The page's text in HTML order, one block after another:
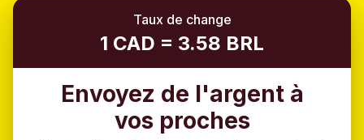
Taux de change
1 CAD = 3.58 BRL
Envoyez de l'argent à
vos proches